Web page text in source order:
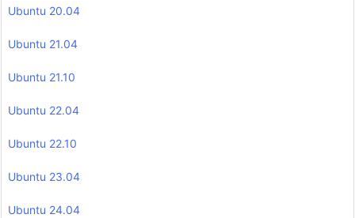
Ubuntu 20.04
Ubuntu 21.04
Ubuntu 21.10
Ubuntu 22.04
Ubuntu 22.10
Ubuntu 23.04
Ubuntu 24.04